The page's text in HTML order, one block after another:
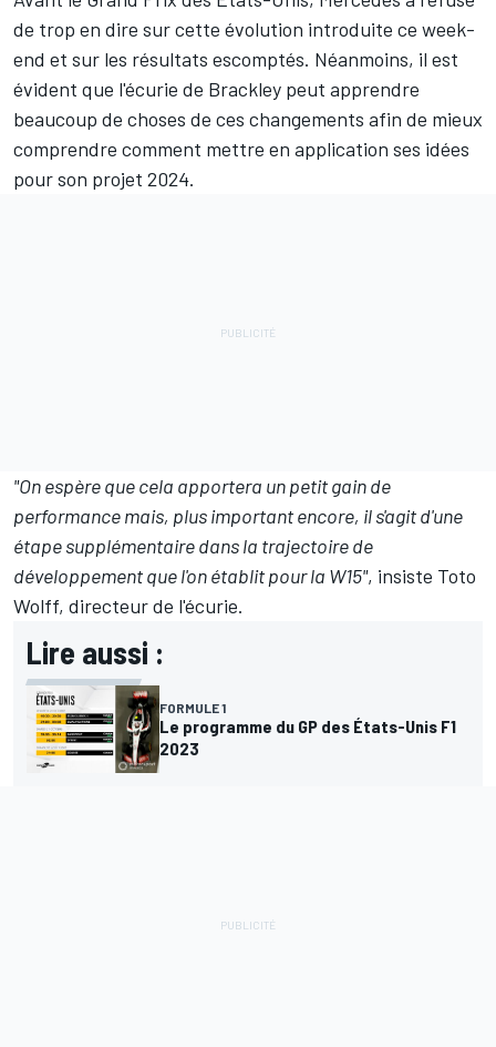
de trop en dire sur cette évolution introduite ce week-
end et sur les résultats escomptés. Néanmoins, il est
évident que l'écurie de Brackley peut apprendre
beaucoup de choses de ces changements afin de mieux
comprendre comment mettre en application ses idées
pour son projet 2024.
"On espère que cela apportera un petit gain de
performance mais, plus important encore, il s'agit d'une
étape supplémentaire dans la trajectoire de
développement que l'on établit pour la W15", insiste Toto
Wolff, directeur de l'écurie.
Lire aussi :
FORMULE 1
Le programme du GP des États-Unis F1
2023